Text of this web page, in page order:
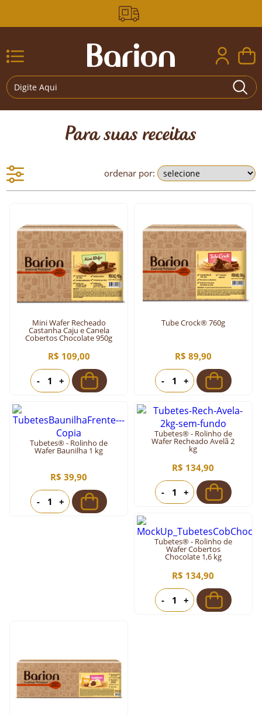
Para suas receitas
ordenar por:
Mini Wafer Recheado
Castanha Caju e Canela
Cobertos Chocolate 950g
R$ 109,00
- +
Tube Crock® 760g
R$ 89,90
- +
Tubetes® - Rolinho de
Wafer Baunilha 1 kg
R$ 39,90
- +
Tubetes® - Rolinho de
Wafer Recheado Avelã 2
kg
R$ 134,90
- +
Tubetes® - Rolinho de
Wafer Cobertos
Chocolate 1,6 kg
R$ 134,90
- +